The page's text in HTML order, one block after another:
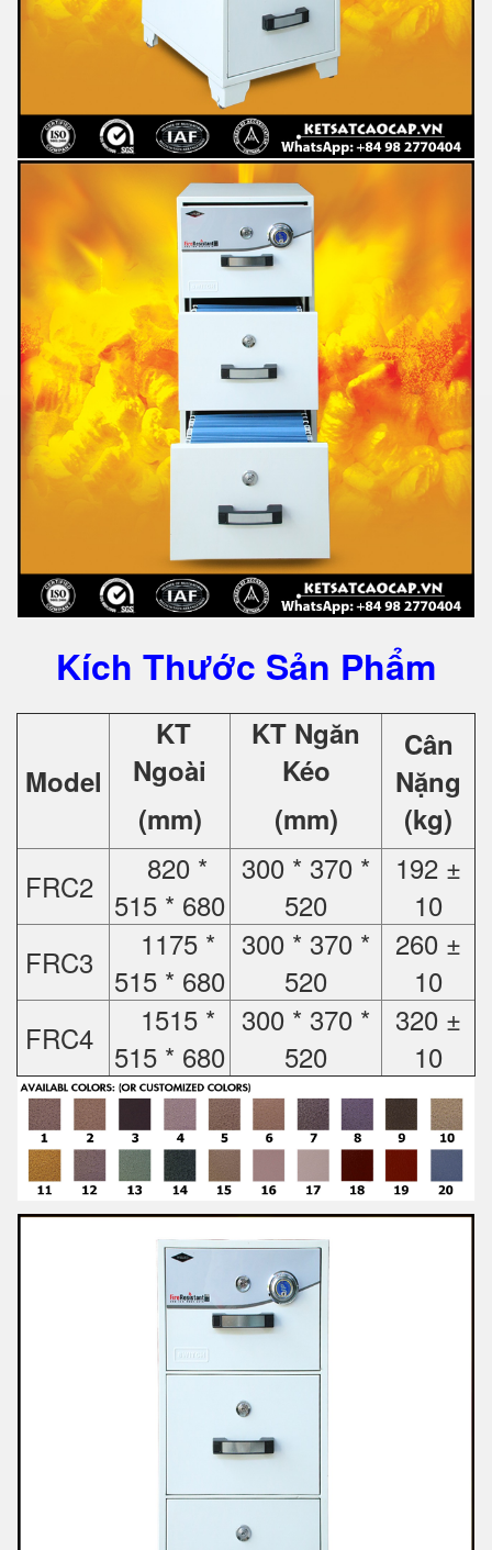
Kích Thước Sản Phẩm
Model
KT
Ngoài
(mm)
KT Ngăn
Kéo
(mm)
Cân
Nặng
(kg)
FRC2
820 *
515 * 680
300 * 370 *
520
192 ±
10
FRC3
1175 *
515 * 680
300 * 370 *
520
260 ±
10
FRC4
1515 *
515 * 680
300 * 370 *
520
320 ±
10